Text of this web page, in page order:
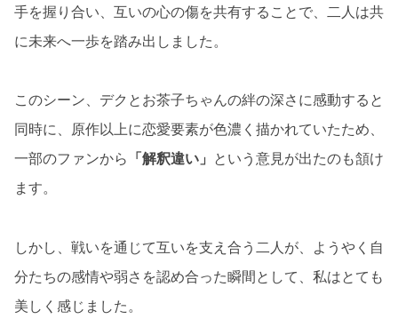
手を握り合い、互いの心の傷を共有することで、二人は共
に未来へ一歩を踏み出しました。
このシーン、デクとお茶子ちゃんの絆の深さに感動すると
同時に、原作以上に恋愛要素が色濃く描かれていたため、
一部のファンから 「解釈違い」 という意見が出たのも頷け
ます。
しかし、戦いを通じて互いを支え合う二人が、ようやく自
分たちの感情や弱さを認め合った瞬間として、私はとても
美しく感じました。